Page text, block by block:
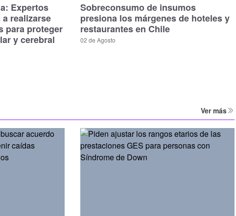
Expertos
realizarse
para proteger
y cerebral
Sobreconsumo de insumos
presiona los márgenes de hoteles y
restaurantes en Chile
02 de Agosto
Ver más